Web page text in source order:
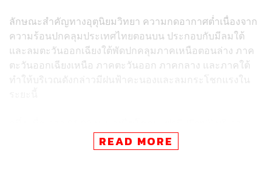
ลักษณะสำคัญทางอุตุนิยมวิทยา ความกดอากาศต่ำเนื่องจาก
ความร้อนปกคลุมประเทศไทยตอนบน ประกอบกับมีลมใต้
และลมตะวันออกเฉียงใต้พัดปกคลุมภาคเหนือตอนล่าง ภาค
ตะวันออกเฉียงเหนือ ภาคตะวันออก ภาคกลาง และภาคใต้
ทำให้บริเวณดังกล่าวมีฝนฟ้าคะนองและลมกระโชกแรงใน
อ่าวเบงกอลตอนล่าง มีศูนย์กลางอยู่ทางทิศตะวันออกเฉียงใต้
ของเมืองเจนไน ประเทศอินเดีย ประมาณ 890 กิโลเมตร
READ MORE